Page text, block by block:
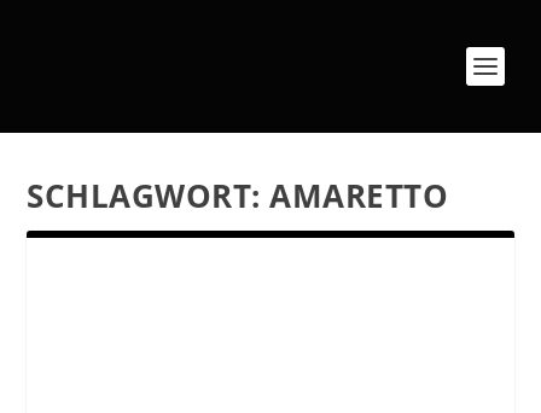
SCHLAGWORT:AMARETTO